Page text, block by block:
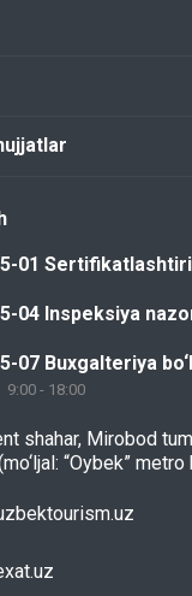
01
04 Inspeksiya
07 Buxgalteriya
- 18:00
shahar, Mirobod
“Oybek”